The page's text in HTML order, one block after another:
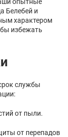
Белебей и
характером
избежать
службы
от пыли.
от перепадов